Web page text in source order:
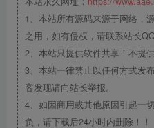
1、本站所有源码来源于网络，
之用，如有侵权，请联系站长
2、本站只提供软件共享！不提
3、本站一律禁止以任何方式发
客发现请向站长举报。
4、如因商用或其他原因引起一
负，请下载后24小时内删除！！